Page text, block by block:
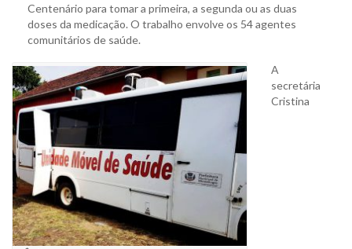
Centenário para tomar a primeira, a segunda ou as duas
doses da medicação. O trabalho envolve os 54 agentes
comunitários de saúde.
A
secretária
Cristina